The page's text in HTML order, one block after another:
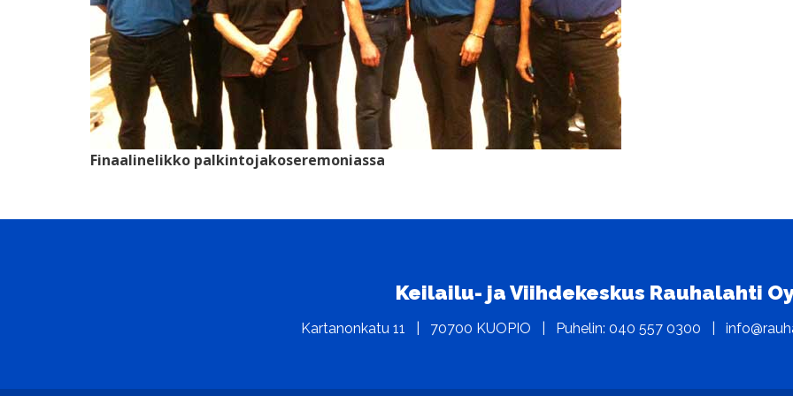
Finaalinelikko palkintojakoseremoniassa
Keilailu- ja Viihdekeskus Rauhalahti
Kartanonkatu 11 | 70700 KUOPIO | Puhelin: 040 557 0300 |